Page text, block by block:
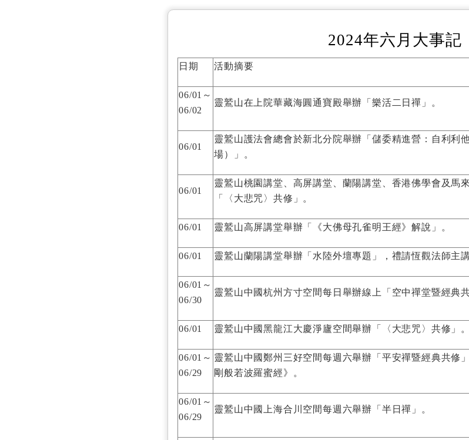
2024年六月大事記
日期 活動摘要
06/01～
06/02
靈鷲山在上院華藏海圓通寶殿舉辦「樂活二日禪」。
06/01
靈鷲山護法會總會於新北分院舉辦「儲委精進營：自利利
場）」。
06/01
靈鷲山桃園講堂、高屏講堂、蘭陽講堂、香港佛學會及馬
「〈大悲咒〉共修」。
06/01 靈鷲山高屏講堂舉辦「《大佛母孔雀明王經》解說」。
06/01 靈鷲山蘭陽講堂舉辦「水陸外壇專題」，禮請恆觀法師主
06/01～
06/30
靈鷲山中國杭州方寸空間每日舉辦線上「空中禪堂暨經典
06/01 靈鷲山中國黑龍江大慶淨廬空間舉辦「〈大悲咒〉共修」。
06/01～
06/29
靈鷲山中國鄭州三好空間每週六舉辦「平安禪暨經典共修
剛般若波羅蜜經》。
06/01～
06/29
靈鷲山中國上海合川空間每週六舉辦「半日禪」。